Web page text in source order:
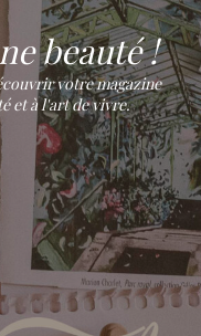
beauté !
votre magazine
et à l'art de vivre.